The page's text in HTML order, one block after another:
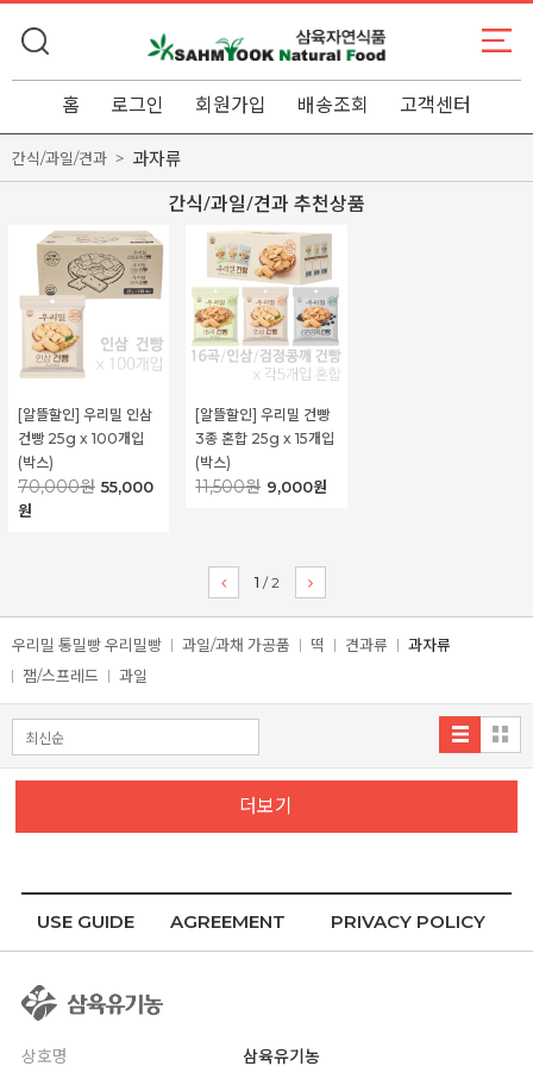
홈 로그인 회원가입 배송조회 고객센터
간식/과일/견과 과자류
간식/과일/견과 추천상품
[알뜰할인] 우리밀 인삼
건빵 25g x 100개입
(박스)
70,000원 55,000
원
[알뜰할인] 우리밀 건빵
3종 혼합 25g x 15개입
(박스)
11,500원 9,000원
1 /2
우리밀 통밀빵 우리밀빵 과일/과채 가공품 떡 견과류
과자류
잼/스프레드
과일
더보기
USE GUIDE AGREEMENT PRIVACY POLICY
상호명 삼육유기농